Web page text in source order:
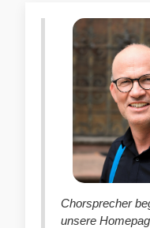
Chorsprecher
unsere